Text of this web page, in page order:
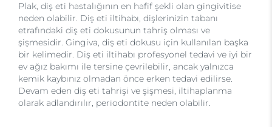
Plak, diş eti hastalığının en hafif şekli olan gingivitise
neden olabilir. Diş eti iltihabı, dişlerinizin tabanı
etrafındaki diş eti dokusunun tahriş olması ve
şişmesidir. Gingiva, diş eti dokusu için kullanılan başka
bir kelimedir. Diş eti iltihabı profesyonel tedavi ve iyi bir
ev ağız bakımı ile tersine çevrilebilir, ancak yalnızca
kemik kaybınız olmadan önce erken tedavi edilirse.
Devam eden diş eti tahrişi ve şişmesi, iltihaplanma
olarak adlandırılır, periodontite neden olabilir.